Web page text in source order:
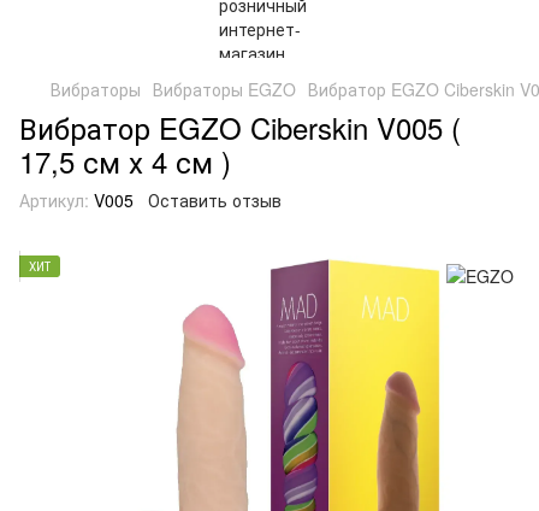
Вибраторы Вибраторы EGZO Вибратор EGZO Ciberskin
Вибратор EGZO Ciberskin V005 (
17,5 см х 4 см )
Артикул: V005 Оставить отзыв
ХИТ